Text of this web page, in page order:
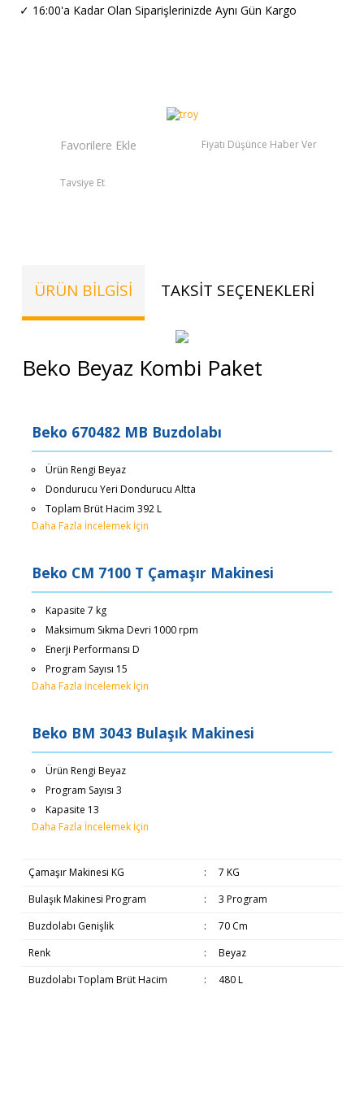
✓ 16:00'a Kadar Olan Siparişlerinizde Aynı Gün Kargo
Fiyatı Düşünce Haber Ver
Tavsiye Et
ÜRÜN BILGISI TAKSIT SEÇENEKLERI
Beko Beyaz Kombi Paket
Beko 670482 MB Buzdolabı
Ürün Rengi Beyaz
Dondurucu Yeri Dondurucu Altta
Toplam Brüt Hacim 392 L
Daha Fazla İncelemek İçin
Beko CM 7100 T Çamaşır Makinesi
Kapasite 7 kg
Maksimum Sıkma Devri 1000 rpm
Enerji Performansı D
Program Sayısı 15
Daha Fazla İncelemek İçin
Beko BM 3043 Bulaşık Makinesi
Ürün Rengi Beyaz
Program Sayısı 3
Kapasite 13
Daha Fazla İncelemek İçin
Çamaşır Makinesi KG :
7 KG
Bulaşık Makinesi Program
:
3 Program
Buzdolabı Genişlik
:
70 Cm
Renk
:
Beyaz
Buzdolabı Toplam Brüt Hacim
: 480 L